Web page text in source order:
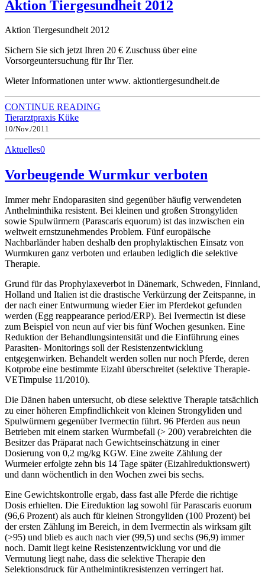
Aktion Tiergesundheit 2012
Aktion Tiergesundheit 2012
Sichern Sie sich jetzt Ihren 20 € Zuschuss über eine
Vorsorgeuntersuchung für Ihr Tier.
Wieter Informationen unter www. aktiontiergesundheit.de
CONTINUE READING
Tierarztpraxis Küke
10/Nov./2011
Aktuelles0
Vorbeugende Wurmkur verboten
Immer mehr Endoparasiten sind gegenüber häufig verwendeten
Anthelminthika resistent. Bei kleinen und großen Strongyliden
sowie Spulwürmern (Parascaris equorum) ist das inzwischen ein
weltweit ernstzunehmendes Problem. Fünf europäische
Nachbarländer haben deshalb den prophylaktischen Einsatz von
Wurmkuren ganz verboten und erlauben lediglich die selektive
Therapie.
Grund für das Prophylaxeverbot in Dänemark, Schweden, Finnland,
Holland und Italien ist die drastische Verkürzung der Zeitspanne, in
der nach einer Entwurmung wieder Eier im Pferdekot gefunden
werden (Egg reappearance period/ERP). Bei Ivermectin ist diese
zum Beispiel von neun auf vier bis fünf Wochen gesunken. Eine
Reduktion der Behandlungsintensität und die Einführung eines
Parasiten- Monitorings soll der Resistenzentwicklung
entgegenwirken. Behandelt werden sollen nur noch Pferde, deren
Kotprobe eine bestimmte Eizahl überschreitet (selektive Therapie-
VETimpulse 11/2010).
Die Dänen haben untersucht, ob diese selektive Therapie tatsächlich
zu einer höheren Empfindlichkeit von kleinen Strongyliden und
Spulwürmern gegenüber Ivermectin führt. 96 Pferden aus neun
Betrieben mit einem starken Wurmbefall (> 200) verabreichten die
Besitzer das Präparat nach Gewichtseinschätzung in einer
Dosierung von 0,2 mg/kg KGW. Eine zweite Zählung der
Wurmeier erfolgte zehn bis 14 Tage später (Eizahlreduktionswert)
und dann wöchentlich in den Wochen zwei bis sechs.
Eine Gewichtskontrolle ergab, dass fast alle Pferde die richtige
Dosis erhielten. Die Eireduktion lag sowohl für Parascaris euorum
(96,6 Prozent) als auch für kleinen Strongyliden (100 Prozent) bei
der ersten Zählung im Bereich, in dem Ivermectin als wirksam gilt
(>95) und blieb es auch nach vier (99,5) und sechs (96,9) immer
noch. Damit liegt keine Resistenzentwicklung vor und die
Vermutung liegt nahe, dass die selektive Therapie den
Selektionsdruck für Anthelmintikresistenzen verringert hat.